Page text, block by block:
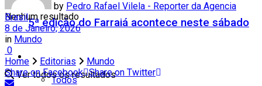
5ª edição do Farraiá acontece neste sábado
Cidades
Todos
Nenhum resultado
Ver todos os resultados
by Pedro Rafael Vilela - Reporter da Agencia
Brasil
8 de Janeiro, 2026
in Mundo
0
Home
Editorias
Mundo
Share on Facebook Share on Twitter